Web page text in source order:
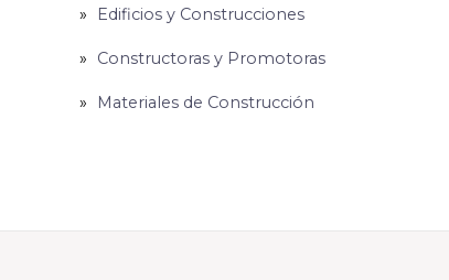
Edificios y Construcciones
Constructoras y Promotoras
Materiales de Construcción